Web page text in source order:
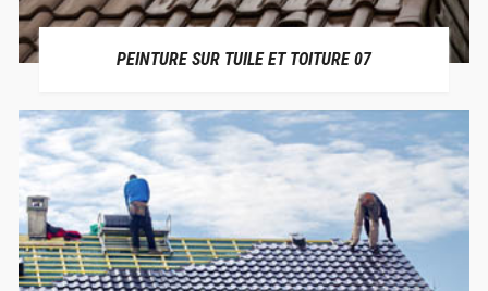
PEINTURE SUR TUILE ET TOITURE 07